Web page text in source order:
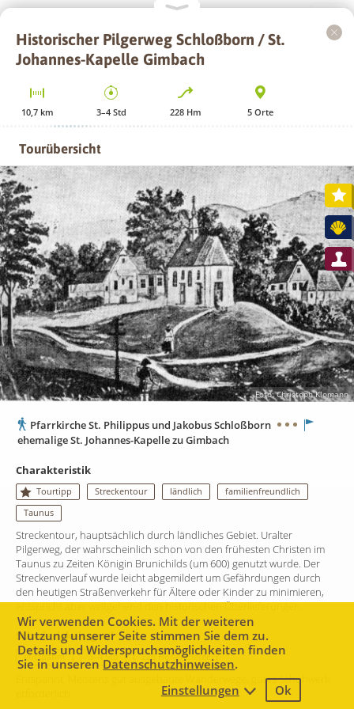
1 km
Mapboxcontributors,
Historischer Pilgerweg Schloßborn / St.
Johannes-Kapelle Gimbach
10,7km 3–4 Std 228 Hm 5Orte
Tourübersicht
Foto: Christoph Klomann
Pfarrkirche St. Philippus und Jakobus Schloßborn
ehemalige St. Johannes-Kapelle zu Gimbach
Charakteristik
Tourtipp Streckentour ländlich
familienfreundlich
Taunus
Streckentour, hauptsächlich durch ländliches Gebiet. Uralter
Pilgerweg, der wahrscheinlich schon von den frühesten Christen im
Taunus zu Zeiten Königin Brunichilds (um 600) genutzt wurde. Der
Streckenverlauf wurde leicht abgemildert um Gefährdungen durch
den heutigen Straßenverkehr für Ältere oder Kinder zu minimieren,
entspricht aber weitgehend den historischen Überlieferungen.
Schwierigkeitsgrad
entspannt 3–4 Std 228 Höhenmeter
Entspannt. Meistens gut ausgebaute Wanderwege, gutes Schuhwerk
Wir verwenden Cookies. Mit der weiteren
Nutzung unserer Seite stimmen Sie dem zu.
Details und Widerspruchsmöglichkeiten finden
Sie in unseren Datenschutzhinweisen.
Einstellungen
Ok